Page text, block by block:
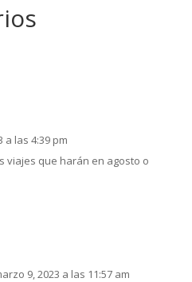
a las 4:39 pm
viajes que harán en agosto o
9, 2023 a las 11:57 am